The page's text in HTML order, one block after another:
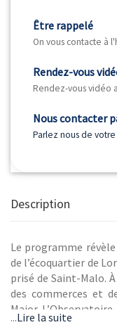
Être rappelé
On vous contacte à
Rendez-vous
Rendez-vous vidéo
Nous contacter
Parlez nous de
Description
Le programme
de l’écoquartier de
prisé de Saint-Malo.
des commerces et
Major
caractère, entre
...Lire la suite